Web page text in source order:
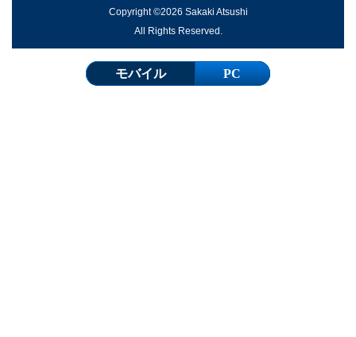
Copyright ©2026 Sakaki Atsushi
All Rights Reserved.
モバイル PC